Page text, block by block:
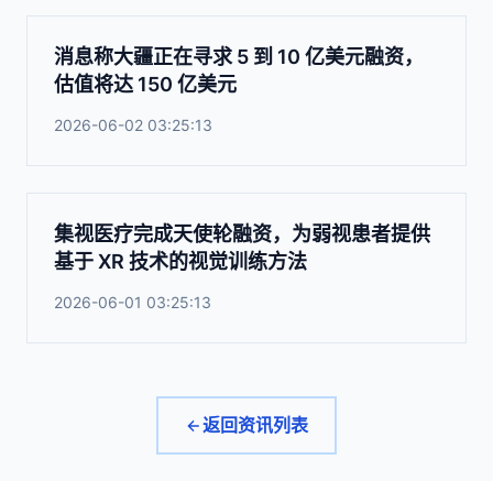
消息称大疆正在寻求 5 到 10 亿美元融资，
估值将达 150 亿美元
2026-06-02 03:25:13
集视医疗完成天使轮融资，为弱视患者提供
基于 XR 技术的视觉训练方法
2026-06-01 03:25:13
返回资讯列表